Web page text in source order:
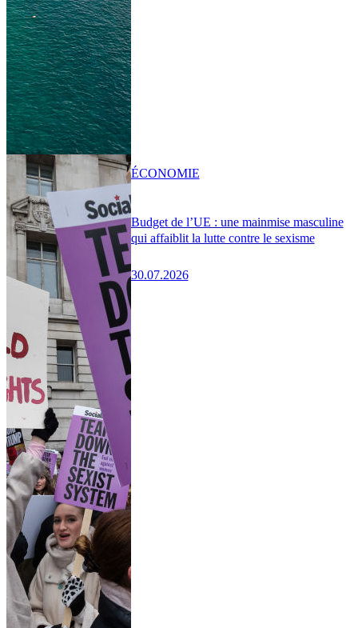
Budget de l’UE : une mainmise masculine
qui affaiblit la lutte contre le sexisme
30.07.2026
ÉCONOMIE